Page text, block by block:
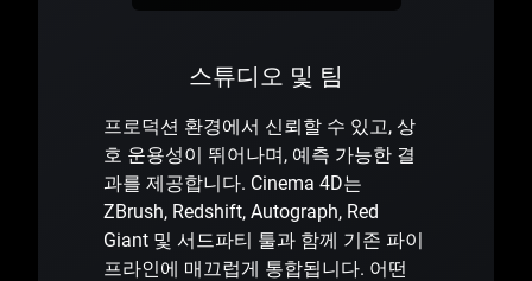
스튜디오 및 팀
프로덕션 환경에서 신뢰할 수 있고, 상
호 운용성이 뛰어나며, 예측 가능한 결
과를 제공합니다. Cinema 4D는
ZBrush, Redshift, Autograph, Red
Giant 및 서드파티 툴과 함께 기존 파이
프라인에 매끄럽게 통합됩니다. 어떤